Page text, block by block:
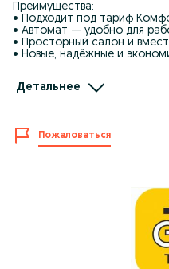
Преимущества:
• Подходит под тариф
• Автомат — удобно для
• Просторный салон и
• Новые, надёжные и
• График: 6/1
• Только граждане РК
Если у вас высокий
Не упустите шанс!
Детальнее
Пожаловаться